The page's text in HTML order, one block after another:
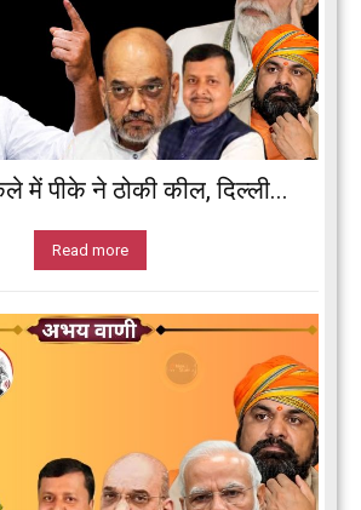
में पीके ने ठोकी कील, दिल्ली...
Read more